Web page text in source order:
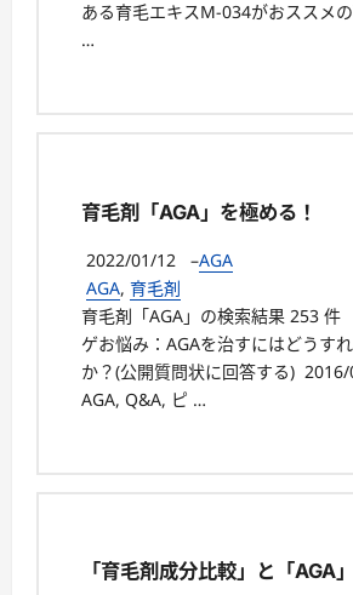
ある育毛エキスM-034がおススメ
…
育毛剤「AGA」を極める！
2022/01/12 –AGA
AGA, 育毛剤
育毛剤「AGA」の検索結果 253 件
ゲお悩み：AGAを治すにはどうす
か？(公開質問状に回答する)
AGA, Q&A, ピ …
「育毛剤成分比較」と「AGA